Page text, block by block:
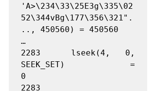
'A>\234\33\25E3g\335\02
52\344vBg\177\356\321".
.., 450560) = 450560
…
2283  lseek(4, 0,
SEEK_SET)             =
0
2283